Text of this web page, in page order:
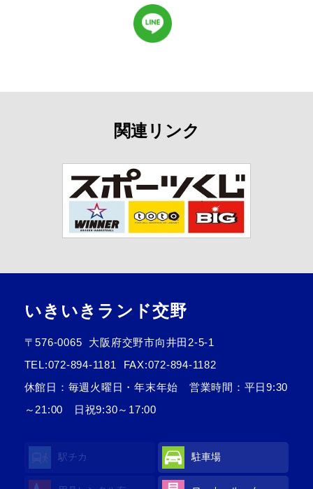
関連リンク
いきいきランド交野
〒576-0065
大阪府交野市向井田2-5-1
TEL:072-894-1181
FAX:072-894-1182
休館日：毎週火曜日・年末年始 営業時間：平日9:30
～21:00 日祝9:30～17:00
駅チカ 駐車場